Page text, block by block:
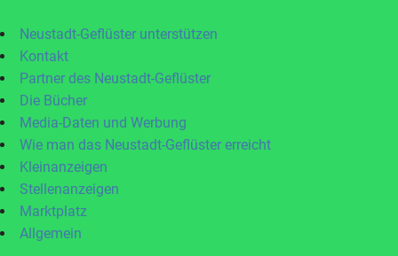
Neustadt-Geflüster unterstützen
Kontakt
Partner des Neustadt-Geflüster
Die Bücher
Media-Daten und Werbung
Wie man das Neustadt-Geflüster erreicht
Kleinanzeigen
Stellenanzeigen
Marktplatz
Allgemein